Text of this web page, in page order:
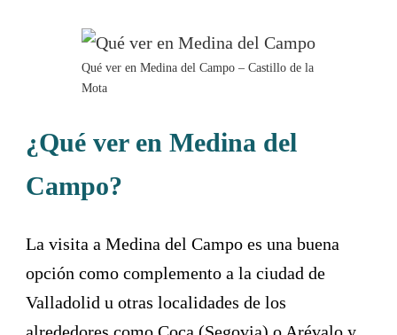
Qué ver en Medina del Campo – Castillo de la
Mota
¿Qué ver en Medina del
Campo?
La visita a Medina del Campo es una buena
opción como complemento a la ciudad de
Valladolid u otras localidades de los